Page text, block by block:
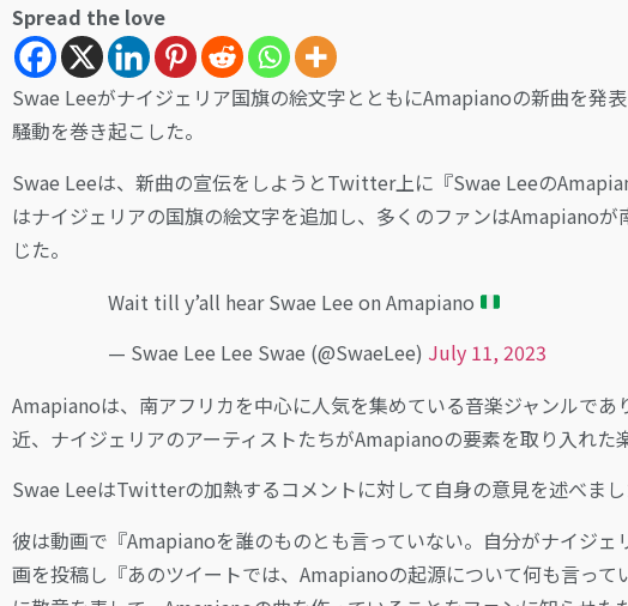
Spread the love
Swae Leeがナイジェリア国旗の絵文字とともにAmapianoの新曲を
騒動を巻き起こした。
Swae Leeは、新曲の宣伝をしようとTwitter上に『Swae Leeの
はナイジェリアの国旗の絵文字を追加し、多くのファンはAmapiano
じた。
Wait till y’all hear Swae Lee on Amapiano
— Swae Lee Lee Swae (@SwaeLee) July 11, 2023
Amapianoは、南アフリカを中心に人気を集めている音楽ジャンルで
近、ナイジェリアのアーティストたちがAmapianoの要素を取り入れた
Swae LeeはTwitterの加熱するコメントに対して自身の意見を述べまし
彼は動画で『Amapianoを誰のものとも言っていない。自分がナイジ
画を投稿し『あのツイートでは、Amapianoの起源について何も言っ